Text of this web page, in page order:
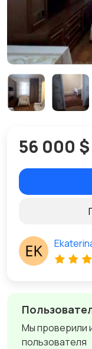
Мы проверили
пользователя
56 000 $